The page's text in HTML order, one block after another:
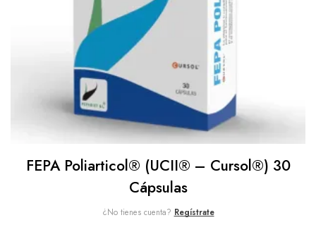
FEPA Poliarticol® (UCII® – Cursol®) 30
Cápsulas
¿No tienes cuenta? Regístrate